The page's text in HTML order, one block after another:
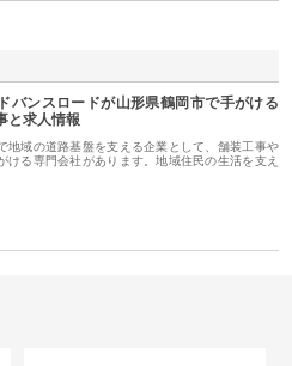
バンスロードが山形県鶴岡市で手がける
と求人情報
地域の道路基盤を支える企業として、舗装工事や
ける専門会社があります。地域住民の生活を支え